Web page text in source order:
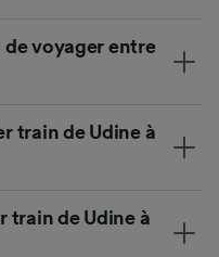
de voyager entre
train de Udine à
train de Udine à